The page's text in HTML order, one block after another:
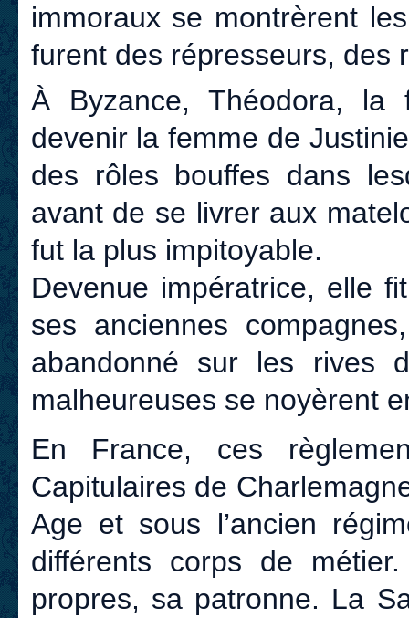
immoraux se montrèrent
furent des répresseurs,
À Byzance, Théodora, la
devenir la femme de
des rôles bouffes dans
avant de se livrer aux
fut la plus impitoyable.
Devenue impératrice, elle
ses anciennes
abandonné sur les rives
malheureuses se noyèrent
En France, ces
Capitulaires de
Age et sous l’ancien
différents corps de
propres, sa patronne. La